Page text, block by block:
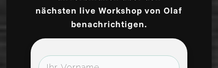
nächsten live Workshop von Olaf
benachrichtigen.